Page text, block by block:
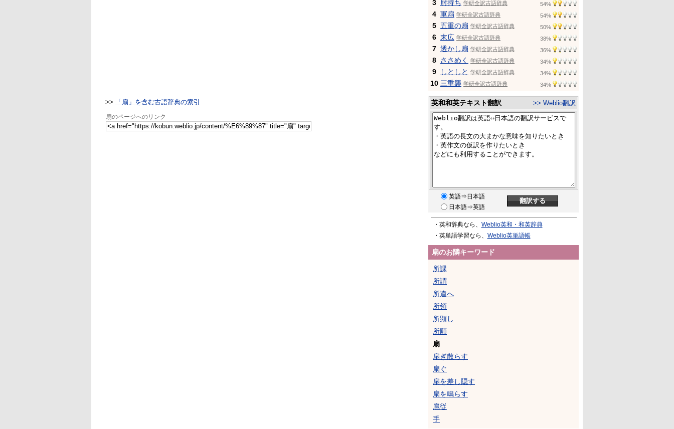
>> 「扇」を含む古語辞典の索引
扇のページへのリンク
3 肘持ち 学研全訳古語辞典 54%
4 軍扇 学研全訳古語辞典 54%
5 五重の扇 学研全訳古語辞典 50%
6 末広 学研全訳古語辞典 38%
7 透かし扇 学研全訳古語辞典 36%
8 ささめく 学研全訳古語辞典 34%
9 しとしと 学研全訳古語辞典 34%
10 三重襲 学研全訳古語辞典 34%
英和和英テキスト翻訳 >> Weblio翻訳
英語⇒日本語
日本語⇒英語
・英和辞典なら、 Weblio英和・和英辞典
・英単語学習なら、 Weblio英単語帳
扇のお隣キーワード
所課
所謂
所違へ
所領
所顕し
所願
扇
扇ぎ散らす
扇ぐ
扇を差し隠す
扇を鳴らす
扈従
手